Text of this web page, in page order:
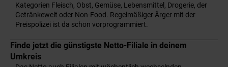
Kategorien Fleisch, Obst, Gemüse, Lebensmittel, Drogerie, der
Getränkewelt oder Non-Food. Regelmäßiger Ärger mit der
Preispolizei ist da schon vorprogrammiert.
Finde jetzt die günstigste Netto-Filiale in deinem
Umkreis